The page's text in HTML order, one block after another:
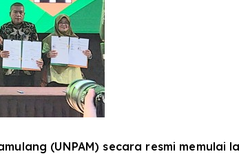
(UNPAM) secara resmi